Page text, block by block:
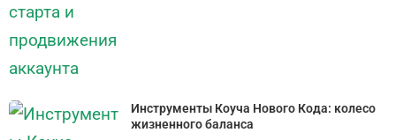
Инструменты Коуча Нового Кода: колесо
жизненного баланса